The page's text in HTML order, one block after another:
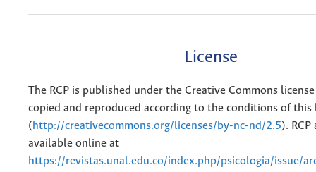
License
The RCP is published under the Creative Commons
copied and reproduced according to the conditions of this
(http://creativecommons.org/licenses/by-nc-nd/2.5).
available online at
https://revistas.unal.edu.co/index.php/psicologia/issue/